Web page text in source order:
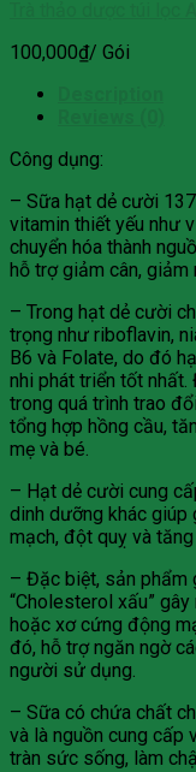
100,000₫/ Gói
Công dụng:
– Sữa hạt dẻ cười
vitamin thiết yếu như
chuyển hóa thành
hỗ trợ giảm cân,
– Trong hạt dẻ cười
trọng như riboflavin,
B6 và Folate, do đó
nhi phát triển tốt
trong quá trình trao
tổng hợp hồng cầu,
mẹ và bé.
– Hạt dẻ cười cung
dinh dưỡng khác giúp
mạch, đột quỵ và
– Đặc biệt, sản phẩm
“Cholesterol xấu”
hoặc xơ cứng động
đó, hỗ trợ ngăn ngờ
người sử dụng.
– Sữa có chứa chất
và là nguồn cung cấp
tràn sức sống, làm